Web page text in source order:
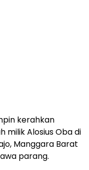
kerahkan
milik Alosius Oba di
Manggara Barat
parang.